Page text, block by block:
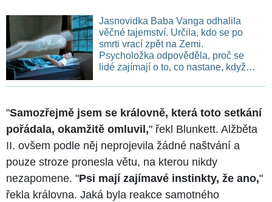
Jasnovidka Baba Vanga odhalila
věčné tajemství. Určila, kdo se po
smrti vrací zpět na Zemi.
Psycholožka odpověděla, proč se
lidé zajímají o to, co nastane, když
"Samozřejmě jsem se královně, která toto setkání
pořádala, okamžitě omluvil," řekl Blunkett. Alžběta
II. ovšem podle něj neprojevila žádné naštvání a
pouze stroze pronesla větu, na kterou nikdy
nezapomene. "Psi mají zajímavé instinkty, že ano,"
řekla královna. Jaká byla reakce samotného